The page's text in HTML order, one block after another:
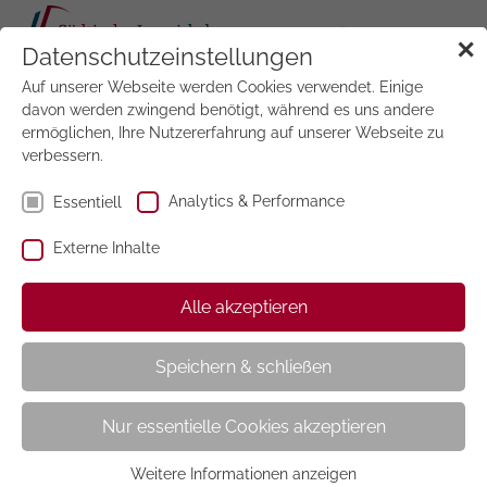
Jetzt
testen
Marie Claire Italia
✕
Datenschutzeinstellungen
Auf unserer Webseite werden Cookies verwendet. Einige
davon werden zwingend benötigt, während es uns andere
ermöglichen, Ihre Nutzererfahrung auf unserer Webseite zu
verbessern.
Essentiell Analytics & Performance
Externe Inhalte
Alle akzeptieren
Speichern & schließen
Nur essentielle Cookies akzeptieren
Weitere Informationen anzeigen